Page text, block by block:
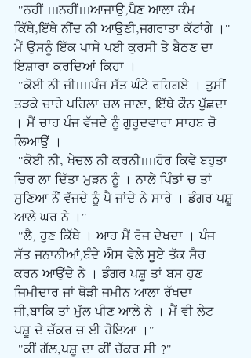
ਕਿੱਥੇ,ਇੱਥੇ ਨੀਂਦ ਨੀ ਆਉਣੀ,ਜਗਰਾਤਾ ਕੱਟਾਂਗੇ ।"
ਮੈਂ ਉਸਨੂੰ ਇੱਕ ਪਾਸੇ ਪਈ ਕੁਰਸੀ ਤੇ ਬੈਠਣ ਦਾ
ਇਸ਼ਾਰਾ ਕਰਦਿਆਂ ਕਿਹਾ ।
ਤੜਕੇ ਚਾਹੇ ਪਹਿਲਾ ਚਲ ਜਾਣਾ, ਇੱਥੇ ਕੌਨ ਪੁੱਛਦਾ
। ਮੈਂ ਚਾਹ ਪੰਜ ਵੱਜਦੇ ਨੂੰ ਗੁਰੂਦਵਾਰਾ ਸਾਹਬ ਚੋ
ਲਿਆਉਂ ।
ਚਿਰ ਲਾ ਦਿੱਤਾ ਮੁੜਨ ਨੂੰ । ਨਾਲੇ ਪਿੰਡਾਂ ਚ ਤਾਂ
ਸੁਣਿਆ ਨੌਂ ਵੱਜਦੇ ਨੂੰ ਪੈ ਜਾਂਦੇ ਨੇ ਸਾਰੇ । ਡੰਗਰ ਪਸ਼ੂ
ਆਲੇ ਘਰ ਨੇ ।"
ਸੱਤ ਜਨਾਨੀਆਂ,ਬੰਦੇ ਐਸ ਵੇਲੇ ਸੂਏ ਤੱਕ ਸੈਰ
ਕਰਨ ਆਉਂਦੇ ਨੇ । ਡੰਗਰ ਪਸ਼ੂ ਤਾਂ ਬਸ ਹੁਣ
ਜਿਮੀਦਾਰ ਜਾਂ ਥੋੜੀ ਜਮੀਨ ਆਲਾ ਰੱਖਦਾ
ਜੀ,ਬਾਕਿ ਤਾਂ ਮੁੱਲ ਪੀਣ ਆਲੇ ਨੇ । ਮੈਂ ਵੀ ਲੇਟ
ਪਸ਼ੂ ਦੇ ਚੱਕਰ ਚ ਈ ਹੋਇਆ ।"
"ਕੀਂ ਗੱਲ,ਪਸ਼ੂ ਦਾ ਕੀਂ ਚੱਕਰ ਸੀ ?"